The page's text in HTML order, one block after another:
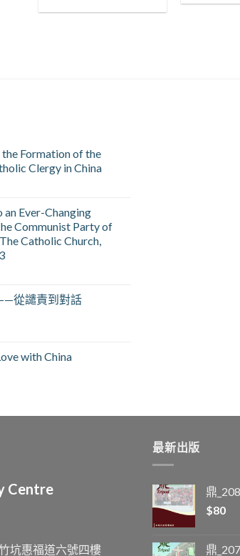
Formation of the
Clergy in China
an Ever-Changing
Communist Party of
Catholic Church,
從譴責到對話
with China
Centre
坑惠福道六號四樓
最新出版
鼎
$80
鼎